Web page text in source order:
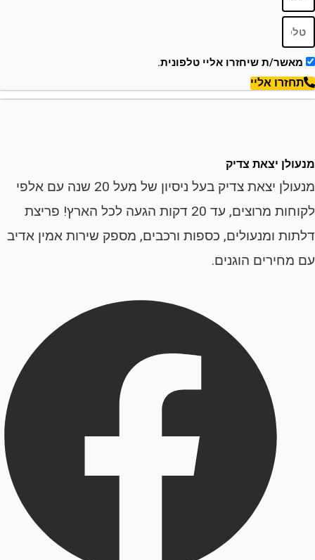
ת שיחזרו אליי טלפונית.
אליי
יצאת צדיק
מנעולן יצאת צדיק בעל ניסיון של מעל 20 שנה עם אלפי
לקוחות מרוצים, עד 20 דקות הגעה לכל הארץ! פריצת
ומנעולים, כספות ורכבים, מספק שירות אמין אדיב
הוגנים.